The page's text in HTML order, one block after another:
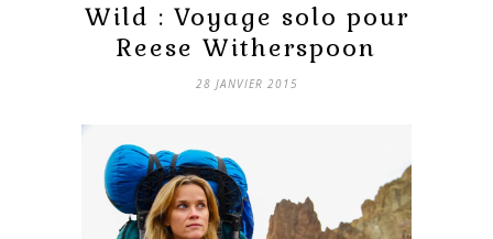
Wild : Voyage solo pour
Reese Witherspoon
28 JANVIER 2015